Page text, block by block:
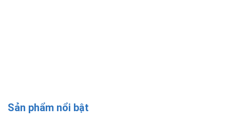
Sản phẩm nổi bật